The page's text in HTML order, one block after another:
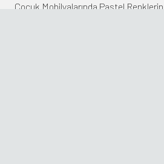
Çocuk Mobilyalarında Pastel